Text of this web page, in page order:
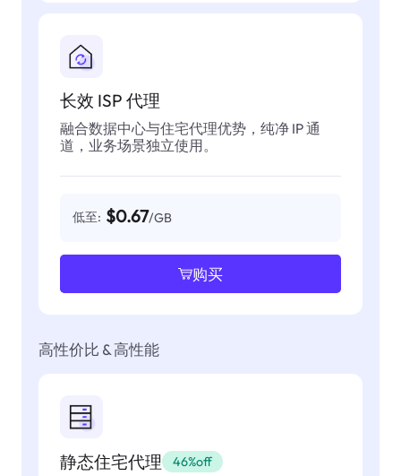
长效 ISP 代理
融合数据中心与住宅代理优势，纯净 IP 通
道，业务场景独立使用。
低至: $0.67/GB
购买
高性价比 & 高性能
静态住宅代理 46%off